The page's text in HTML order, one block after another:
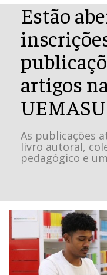
Estão
artigos
As publicações
livro autoral,
pedagógico e